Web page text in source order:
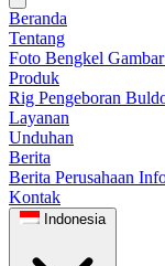
Beranda
Tentang
Foto Bengkel
Produk
Rig Pengeboran
Layanan
Unduhan
Berita
Berita Perusahaan
Kontak
Indonesia